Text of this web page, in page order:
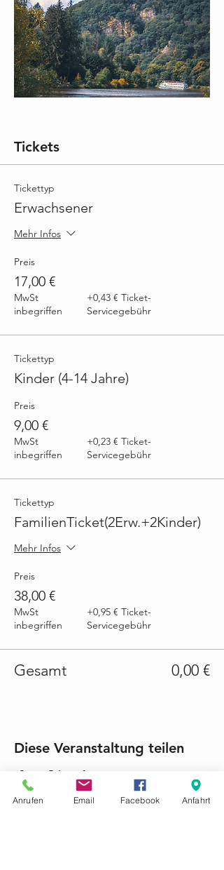
Tickets
Tickettyp
Erwachsener
Mehr Infos
Preis
17,00 €
MwSt
inbegriffen
+0,43 € Ticket-
Servicegebühr
Tickettyp
Kinder (4-14 Jahre)
Preis
9,00 €
MwSt
inbegriffen
+0,23 € Ticket-
Servicegebühr
Tickettyp
FamilienTicket(2Erw.+2Kinder)
Mehr Infos
Preis
38,00 €
MwSt
inbegriffen
+0,95 € Ticket-
Servicegebühr
Gesamt 0,00 €
Diese Veranstaltung teilen
Anrufen Email Facebook Anfahrt